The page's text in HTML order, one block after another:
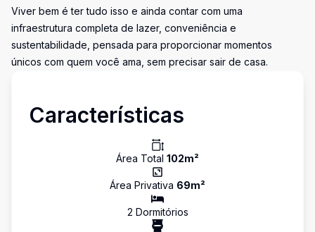
Viver bem é ter tudo isso e ainda contar com uma
infraestrutura completa de lazer, conveniência e
sustentabilidade, pensada para proporcionar momentos
únicos com quem você ama, sem precisar sair de casa.
Características
Área Total 102m²
Área Privativa 69m²
2 Dormitórios